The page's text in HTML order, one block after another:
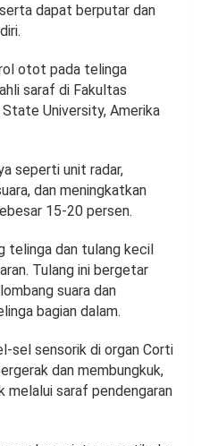
dapat berputar dan
otot pada telinga
saraf di Fakultas
University, Amerika
seperti unit radar,
dan meningkatkan
15-20 persen.
telinga dan tulang kecil
Tulang ini bergetar
suara dan
bagian dalam.
sel sensorik di organ Corti
dan membungkuk,
melalui saraf pendengaran